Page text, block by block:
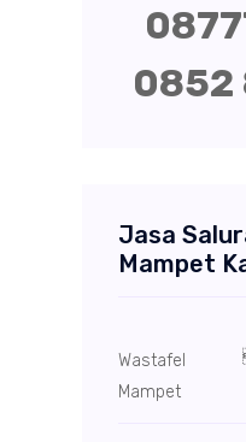
0852
Jasa
Mampet
Wastafel
Mampet